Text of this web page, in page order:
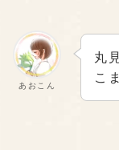
あおこん
丸
こ